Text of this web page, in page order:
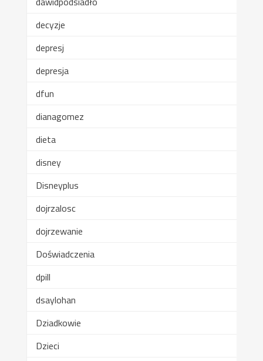
decyzje
depresj
depresja
dfun
dianagomez
dieta
disney
Disneyplus
dojrzalosc
dojrzewanie
Doświadczenia
dpill
dsaylohan
Dziadkowie
Dzieci